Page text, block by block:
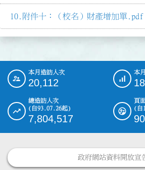
附件十：（校名）財產增加單.pdf
::: 本月造訪人次
20,112
本
總造訪人次
(自93.07.26起)
7,804,517
頁
(自
政府網站資料開放宣